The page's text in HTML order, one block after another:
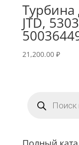
Турбина
JTD,
21,200.00 ₽
товаров